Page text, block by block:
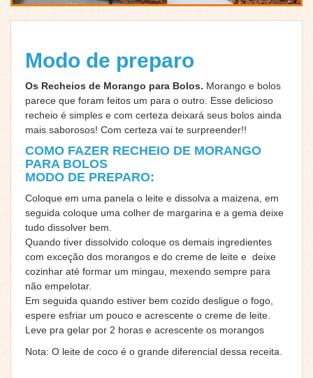
Modo de preparo
Os Recheios de Morango para Bolos. Morango e bolos
parece que foram feitos um para o outro. Esse delicioso
recheio é simples e com certeza deixará seus bolos ainda
mais saborosos! Com certeza vai te surpreender!!
COMO FAZER RECHEIO DE MORANGO
PARA BOLOS
MODO DE PREPARO:
Coloque em uma panela o leite e dissolva a maizena, em
seguida coloque uma colher de margarina e a gema deixe
tudo dissolver bem.
Quando tiver dissolvido coloque os demais ingredientes
com exceção dos morangos e do creme de leite e deixe
cozinhar até formar um mingau, mexendo sempre para
não empelotar.
Em seguida quando estiver bem cozido desligue o fogo,
espere esfriar um pouco e acrescente o creme de leite.
Leve pra gelar por 2 horas e acrescente os morangos
Nota: O leite de coco é o grande diferencial dessa receita.